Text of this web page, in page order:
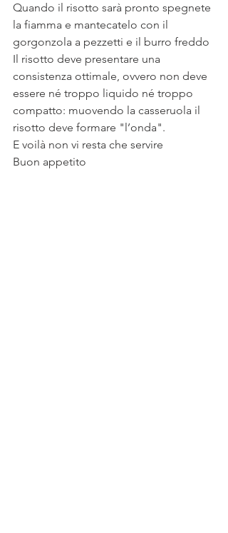
Quando il risotto sarà pronto spegnete
la fiamma e mantecatelo con il
gorgonzola a pezzetti e il burro freddo
Il risotto deve presentare una
consistenza ottimale, ovvero non deve
essere né troppo liquido né troppo
compatto: muovendo la casseruola il
risotto deve formare "l’onda".
E voilà non vi resta che servire
Buon appetito